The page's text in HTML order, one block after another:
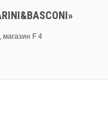
магазин F 4